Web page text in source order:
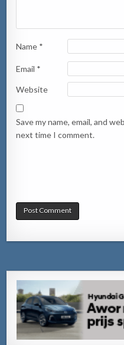
Name *
Email *
Website
Save my name, email, and
next time I comment.